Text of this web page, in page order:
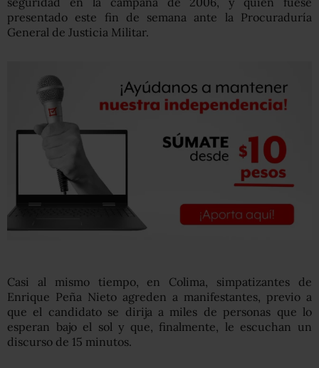
presentado este fin de semana ante la Procuraduría
General de Justicia Militar.
Casi al mismo tiempo, en Colima, simpatizantes de
Enrique Peña Nieto agreden a manifestantes, previo a
que el candidato se dirija a miles de personas que lo
esperan bajo el sol y que, finalmente, le escuchan un
discurso de 15 minutos.